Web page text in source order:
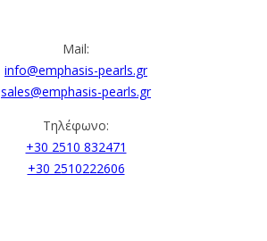
Mail:
info@emphasis-pearls.gr
sales@emphasis-pearls.gr
Τηλέφωνο:
+30 2510 832471
+30 2510222606